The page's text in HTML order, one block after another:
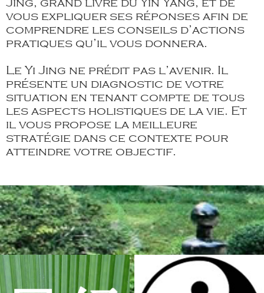
Jing, grand livre du Yin Yang, et de
vous expliquer ses réponses afin de
comprendre les conseils d’actions
pratiques qu’il vous donnera.
Le Yi Jing ne prédit pas l’avenir. Il
présente un diagnostic de votre
situation en tenant compte de tous
les aspects holistiques de la vie. Et
il vous propose la meilleure
stratégie dans ce contexte pour
atteindre votre objectif.